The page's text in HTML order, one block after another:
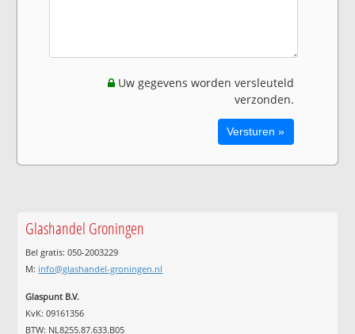
Uw gegevens worden versleuteld
verzonden.
Glashandel Groningen
Bel gratis: 050-2003229
M: info@glashandel-groningen.nl
Glaspunt B.V.
KvK: 09161356
BTW: NL8255.87.633.B05